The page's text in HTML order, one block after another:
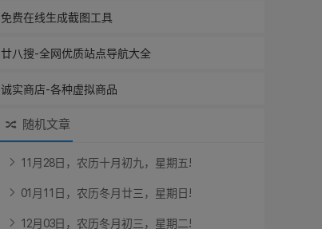
免费在线生成截图工具
廿八搜-全网优质站点导航大全
诚实商店-各种虚拟商品
随机文章
1 1 月 28日 ， 农历十月 初九 ， 星期五!
01 月 1 1 日 ， 农历冬月 廿三， 星期 日 !
1 2月 03日 ， 农历冬月 初三， 星期 二!